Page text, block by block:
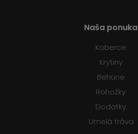
Naša ponuka
Koberce
Krytiny
Behúne
Rohožky
Dodatky
Umelá tráva